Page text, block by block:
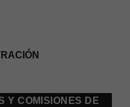
Y COMISIONES DE